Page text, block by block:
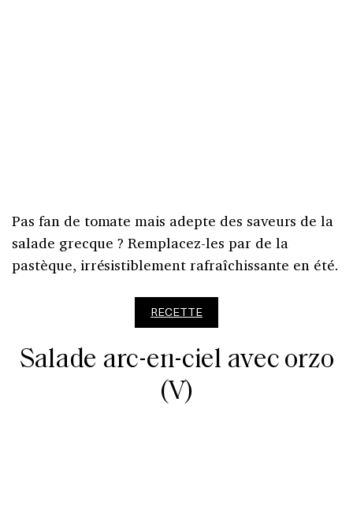
Pas fan de tomate mais adepte des saveurs de la
salade grecque ? Remplacez-les par de la
pastèque, irrésistiblement rafraîchissante en été.
RECETTE
Salade arc-en-ciel avec orzo
(V)